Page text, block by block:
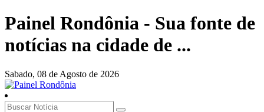
Painel Rondônia - Sua fonte de
notícias na cidade de ...
Sabado, 08 de Agosto de 2026